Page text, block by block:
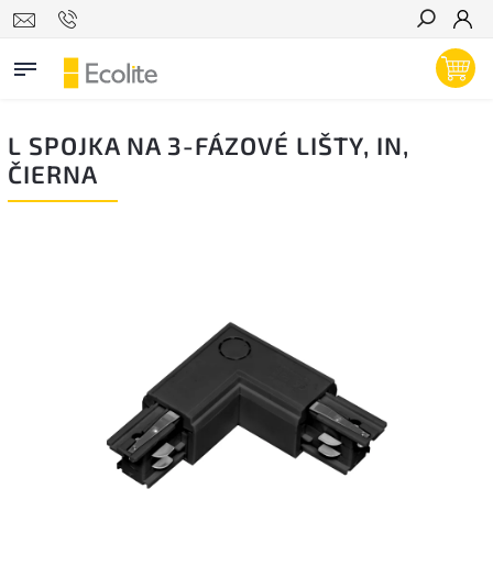
Hľadať
L SPOJKA NA 3-FÁZOVÉ LIŠTY, IN,
ČIERNA